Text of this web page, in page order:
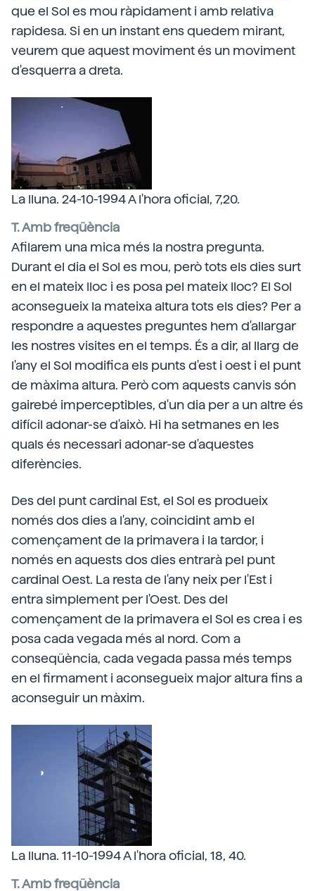
que el Sol es mou ràpidament i amb relativa
rapidesa. Si en un instant ens quedem mirant,
veurem que aquest moviment és un moviment
d'esquerra a dreta.
La lluna. 24-10-1994 A l'hora oficial, 7,20.
T. Amb freqüència
Afilarem una mica més la nostra pregunta.
Durant el dia el Sol es mou, però tots els dies surt
en el mateix lloc i es posa pel mateix lloc? El Sol
aconsegueix la mateixa altura tots els dies? Per a
respondre a aquestes preguntes hem d'allargar
les nostres visites en el temps. És a dir, al llarg de
l'any el Sol modifica els punts d'est i oest i el punt
de màxima altura. Però com aquests canvis són
gairebé imperceptibles, d'un dia per a un altre és
difícil adonar-se d'això. Hi ha setmanes en les
quals és necessari adonar-se d'aquestes
diferències.
Des del punt cardinal Est, el Sol es produeix
només dos dies a l'any, coincidint amb el
començament de la primavera i la tardor, i
només en aquests dos dies entrarà pel punt
cardinal Oest. La resta de l'any neix per l'Est i
entra simplement per l'Oest. Des del
començament de la primavera el Sol es crea i es
posa cada vegada més al nord. Com a
conseqüència, cada vegada passa més temps
en el firmament i aconsegueix major altura fins a
aconseguir un màxim.
La lluna. 11-10-1994 A l'hora oficial, 18, 40.
T. Amb freqüència